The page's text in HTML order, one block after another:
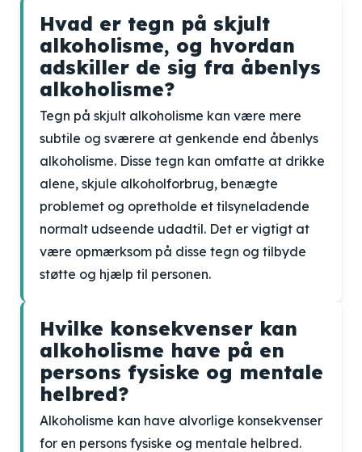
Hvad er tegn på skjult
alkoholisme, og hvordan
adskiller de sig fra åbenlys
alkoholisme?
Tegn på skjult alkoholisme kan være mere
subtile og sværere at genkende end åbenlys
alkoholisme. Disse tegn kan omfatte at drikke
alene, skjule alkoholforbrug, benægte
problemet og opretholde et tilsyneladende
normalt udseende udadtil. Det er vigtigt at
være opmærksom på disse tegn og tilbyde
støtte og hjælp til personen.
Hvilke konsekvenser kan
alkoholisme have på en
persons fysiske og mentale
helbred?
Alkoholisme kan have alvorlige konsekvenser
for en persons fysiske og mentale helbred.